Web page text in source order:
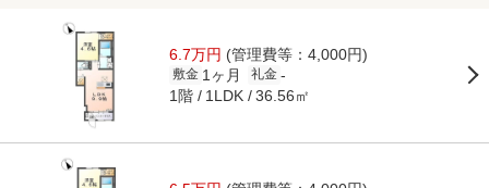
6.7万円 (管理費等：4,000円)
敷金 1ヶ月 礼金 -
1階 1LDK 36.56㎡